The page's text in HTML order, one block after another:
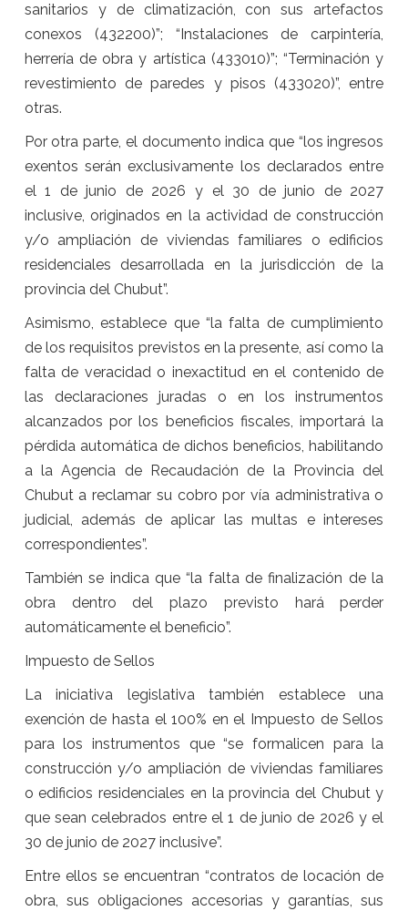
sanitarios y de climatización, con sus artefactos
conexos (432200)”; “Instalaciones de carpintería,
herrería de obra y artística (433010)”; “Terminación y
revestimiento de paredes y pisos (433020)”, entre
otras.
Por otra parte, el documento indica que “los ingresos
exentos serán exclusivamente los declarados entre
el 1 de junio de 2026 y el 30 de junio de 2027
inclusive, originados en la actividad de construcción
y/o ampliación de viviendas familiares o edificios
residenciales desarrollada en la jurisdicción de la
provincia del Chubut”.
Asimismo, establece que “la falta de cumplimiento
de los requisitos previstos en la presente, así como la
falta de veracidad o inexactitud en el contenido de
las declaraciones juradas o en los instrumentos
alcanzados por los beneficios fiscales, importará la
pérdida automática de dichos beneficios, habilitando
a la Agencia de Recaudación de la Provincia del
Chubut a reclamar su cobro por vía administrativa o
judicial, además de aplicar las multas e intereses
correspondientes”.
También se indica que “la falta de finalización de la
obra dentro del plazo previsto hará perder
automáticamente el beneficio”.
Impuesto de Sellos
La iniciativa legislativa también establece una
exención de hasta el 100% en el Impuesto de Sellos
para los instrumentos que “se formalicen para la
construcción y/o ampliación de viviendas familiares
o edificios residenciales en la provincia del Chubut y
que sean celebrados entre el 1 de junio de 2026 y el
30 de junio de 2027 inclusive”.
Entre ellos se encuentran “contratos de locación de
obra, sus obligaciones accesorias y garantías, sus